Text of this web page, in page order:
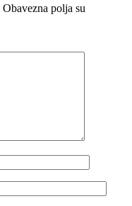
Obavezna polja su